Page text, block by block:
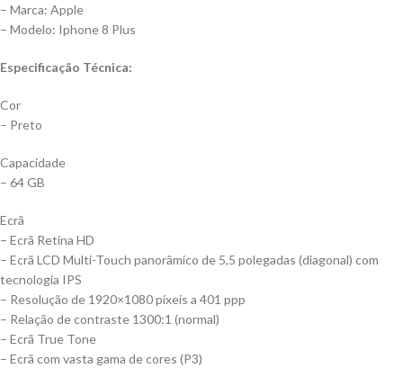
– Marca: Apple
– Modelo: Iphone 8 Plus
Especificação Técnica:
Cor
– Preto
Capacidade
– 64 GB
Ecrã
– Ecrã Retina HD
– Ecrã LCD Multi-Touch panorâmico de 5,5 polegadas (diagonal) com
tecnologia IPS
– Resolução de 1920×1080 píxeis a 401 ppp
– Relação de contraste 1300:1 (normal)
– Ecrã True Tone
– Ecrã com vasta gama de cores (P3)